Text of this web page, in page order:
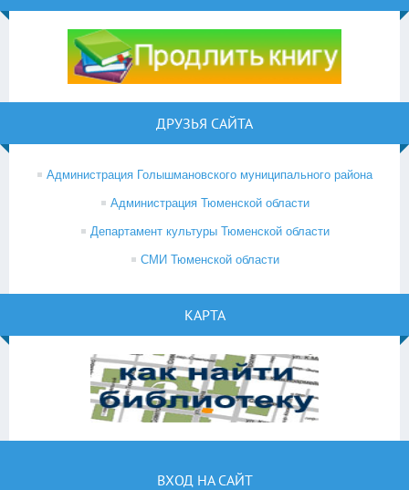
ДРУЗЬЯ САЙТА
Администрация Голышмановского муниципального района
Администрация Тюменской области
Департамент культуры Тюменской области
СМИ Тюменской области
КАРТА
ВХОД НА САЙТ